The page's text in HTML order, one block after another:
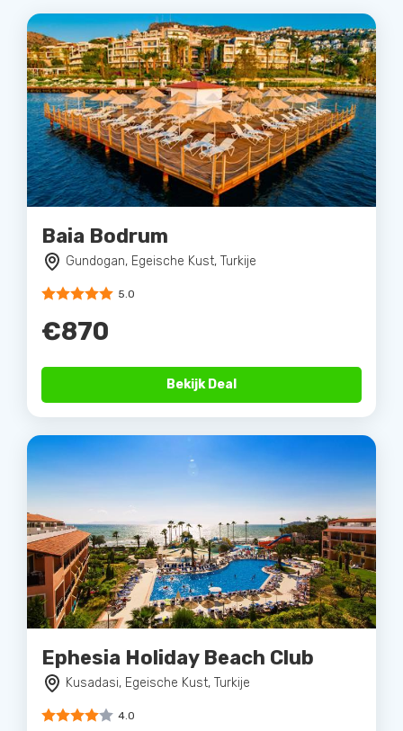
Baia Bodrum
Gundogan, Egeische Kust, Turkije
5.0
€870
Bekijk Deal
Ephesia Holiday Beach Club
Kusadasi, Egeische Kust, Turkije
4.0